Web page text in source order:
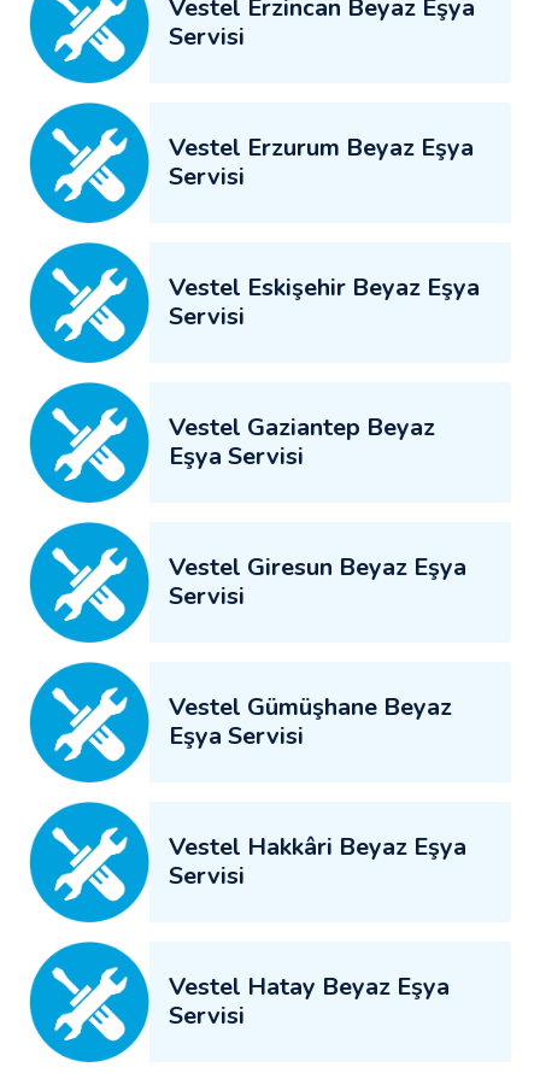
Vestel Erzincan Beyaz Eşya
Servisi
Vestel Erzurum Beyaz Eşya
Servisi
Vestel Eskişehir Beyaz Eşya
Servisi
Vestel Gaziantep Beyaz
Eşya Servisi
Vestel Giresun Beyaz Eşya
Servisi
Vestel Gümüşhane Beyaz
Eşya Servisi
Vestel Hakkâri Beyaz Eşya
Servisi
Vestel Hatay Beyaz Eşya
Servisi